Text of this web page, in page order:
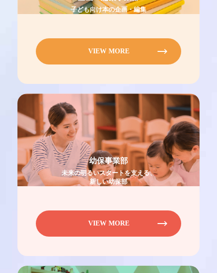
子ども向け本の企画・編集
VIEW MORE
幼保事業部
未来の明るいスタートを支える、
新しい幼保部
VIEW MORE